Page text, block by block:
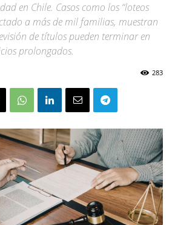
en Chile. Casos como los “loteos
a más de mil familias, muestran
de títulos pueden terminar en
prolongados.
283